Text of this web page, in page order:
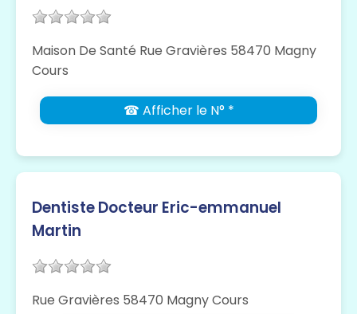
Maison De Santé Rue Gravières 58470 Magny
Cours
☎ Afficher le N° *
Dentiste Docteur Eric-emmanuel
Martin
Rue Gravières 58470 Magny Cours